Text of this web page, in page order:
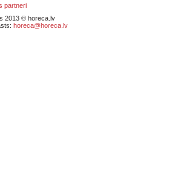
partneri
2013 © horeca.lv
horeca@horeca.lv